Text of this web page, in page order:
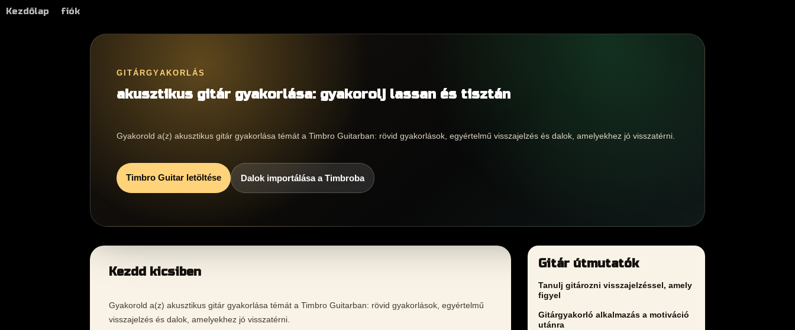
Kezdőlap fiók
GITÁRGYAKORLÁS
akusztikus gitár gyakorlása: gyakorolj lassan és tisztán
Gyakorold a(z) akusztikus gitár gyakorlása témát a Timbro Guitarban: rövid gyakorlások, egyértelmű visszajelzés és dalok, amelyekhez jó visszatérni.
Timbro Guitar letöltése Dalok importálása a Timbroba
Kezdd kicsiben
Gyakorold a(z) akusztikus gitár gyakorlása témát a Timbro Guitarban: rövid gyakorlások, egyértelmű
visszajelzés és dalok, amelyekhez jó visszatérni.
Gitár útmutatók
Tanulj gitározni visszajelzéssel, amely
figyel
Gitárgyakorló alkalmazás a motiváció
utánra